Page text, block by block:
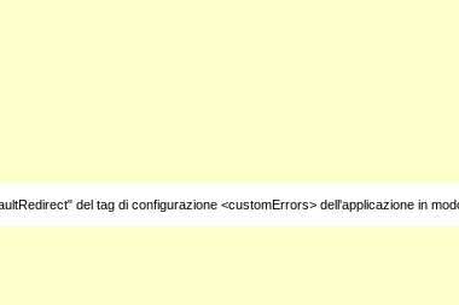
del tag di configurazione <customErrors> dell'applicazione in